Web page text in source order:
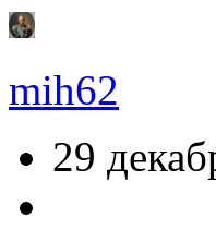
mih62
29